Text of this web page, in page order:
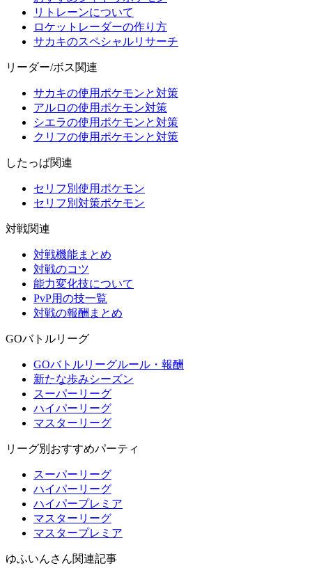
リトレーンについて
ロケットレーダーの作り方
サカキのスペシャルリサーチ
リーダー/ボス関連
サカキの使用ポケモンと対策
アルロの使用ポケモン対策
シエラの使用ポケモンと対策
クリフの使用ポケモンと対策
したっぱ関連
セリフ別使用ポケモン
セリフ別対策ポケモン
対戦関連
対戦機能まとめ
対戦のコツ
能力変化技について
PvP用の技一覧
対戦の報酬まとめ
GOバトルリーグ
GOバトルリーグルール・報酬
新たな歩みシーズン
スーパーリーグ
ハイパーリーグ
マスターリーグ
リーグ別おすすめパーティ
スーパーリーグ
ハイパーリーグ
ハイパープレミア
マスターリーグ
マスタープレミア
ゆふいんさん関連記事